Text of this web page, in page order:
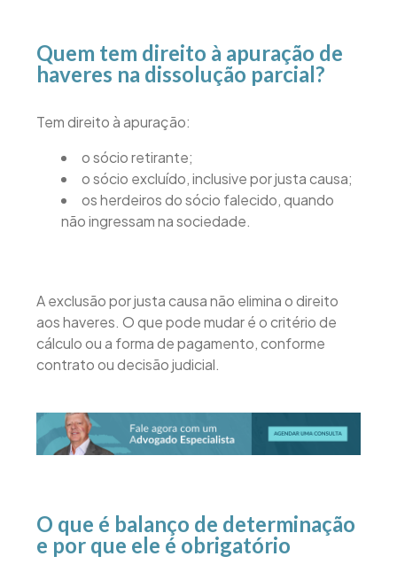
Quem tem direito à apuração de
haveres na dissolução parcial?
Tem direito à apuração:
o sócio retirante;
o sócio excluído, inclusive por justa causa;
os herdeiros do sócio falecido, quando
não ingressam na sociedade.
A exclusão por justa causa não elimina o direito
aos haveres. O que pode mudar é o critério de
cálculo ou a forma de pagamento, conforme
contrato ou decisão judicial.
O que é balanço de determinação
e por que ele é obrigatório